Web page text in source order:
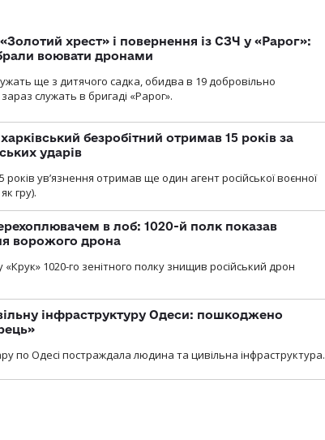
хрест» і повернення із СЗЧ у «Рарог»:
воювати дронами
ще з дитячого садка, обидва в 19 добровільно
служать в бригаді «Рарог».
безробітний отримав 15 років за
ударів
увʼязнення отримав ще один агент російської воєнної
гру).
в лоб: 1020-й полк показав
ворожого дрона
«Крук» 1020-го зенітного полку знищив російський дрон
інфраструктуру Одеси: пошкоджено
по Одесі постраждала людина та цивільна інфраструктура.